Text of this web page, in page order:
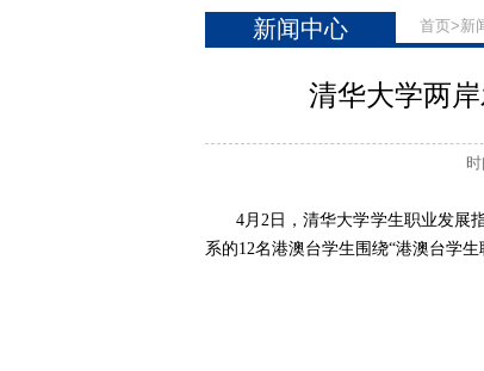
新闻中心 首页>新
清华大学两
4月2日，清华大学学生职业发展
系的12名港澳台学生围绕“港澳台学